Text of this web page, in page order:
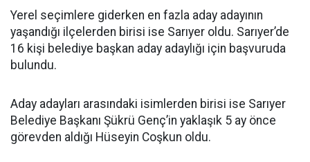
Yerel seçimlere giderken en fazla aday adayının
yaşandığı ilçelerden birisi ise Sarıyer oldu. Sarıyer’de
16 kişi belediye başkan aday adaylığı için başvuruda
bulundu.
Aday adayları arasındaki isimlerden birisi ise Sarıyer
Belediye Başkanı Şükrü Genç’in yaklaşık 5 ay önce
görevden aldığı Hüseyin Coşkun oldu.